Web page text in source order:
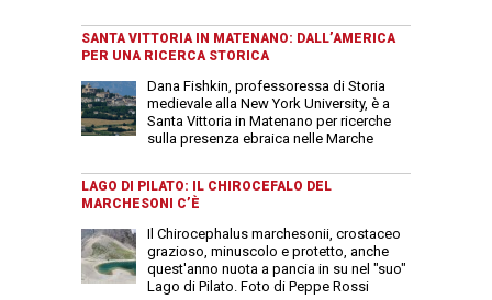
SANTA VITTORIA IN MATENANO: DALL’AMERICA
PER UNA RICERCA STORICA
Dana Fishkin, professoressa di Storia
medievale alla New York University, è a
Santa Vittoria in Matenano per ricerche
sulla presenza ebraica nelle Marche
LAGO DI PILATO: IL CHIROCEFALO DEL
MARCHESONI C’È
Il Chirocephalus marchesonii, crostaceo
grazioso, minuscolo e protetto, anche
quest'anno nuota a pancia in su nel "suo"
Lago di Pilato. Foto di Peppe Rossi